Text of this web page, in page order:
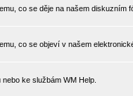
co se děje na našem diskuzním
co se objeví v našem
ke službám WM Help.